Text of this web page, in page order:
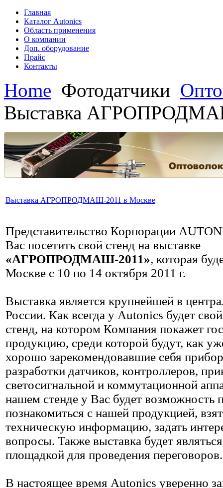
Главная
Каталог Autonics
Область применения
О компании
Доп. оборудование
Прайс
Контакты
Home Фотодатчики
Выставка
Выставка АГРОПРОДМАШ-2011 в Москве
Представительство Корпорации
Вас посетить свой стенд на выставке
«АГРОПРОДМАШ-2011», которая
Москве с 10 по 14 октября 2011 г.
Выставка является крупнейшей в
России. Как всегда у Autonics будет
стенд, на котором Компания покажет
продукцию, среди которой будут, как
хорошо зарекомендовавшие себя
разработки датчиков, контроллеров,
светосигнальной и коммутационной
нашем стенде у Вас будет возможность
познакомиться с нашей продукцией,
техническую информацию, задать
вопросы. Также выставка будет
площадкой для проведения переговоров.
В настоящее время Autonics уверенно